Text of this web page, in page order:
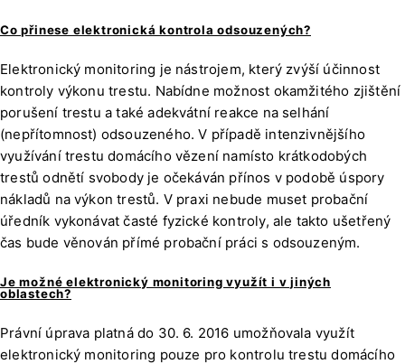
Co přinese elektronická kontrola odsouzených?
Elektronický monitoring je nástrojem, který zvýší účinnost
kontroly výkonu trestu. Nabídne možnost okamžitého zjištění
porušení trestu a také adekvátní reakce na selhání
(nepřítomnost) odsouzeného. V případě intenzivnějšího
využívání trestu domácího vězení namísto krátkodobých
trestů odnětí svobody je očekáván přínos v podobě úspory
nákladů na výkon trestů. V praxi nebude muset probační
úředník vykonávat časté fyzické kontroly, ale takto ušetřený
čas bude věnován přímé probační práci s odsouzeným.
Je možné elektronický monitoring využít i v jiných
oblastech?
Právní úprava platná do 30. 6. 2016 umožňovala využít
elektronický monitoring pouze pro kontrolu trestu domácího